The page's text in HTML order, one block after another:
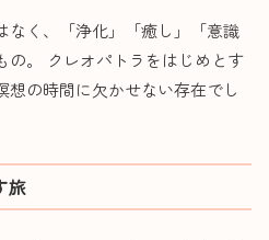
なく、「浄化」「癒し」「意識
の。 クレオパトラをはじめとす
想の時間に欠かせない存在でし
旅